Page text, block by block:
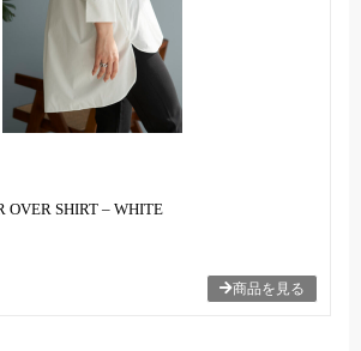
OVER SHIRT – WHITE
商品を見る